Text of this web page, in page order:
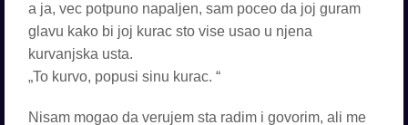
a ja, vec potpuno napaljen, sam poceo da joj guram
glavu kako bi joj kurac sto vise usao u njena
kurvanjska usta.
„To kurvo, popusi sinu kurac. “
Nisam mogao da verujem sta radim i govorim, ali me